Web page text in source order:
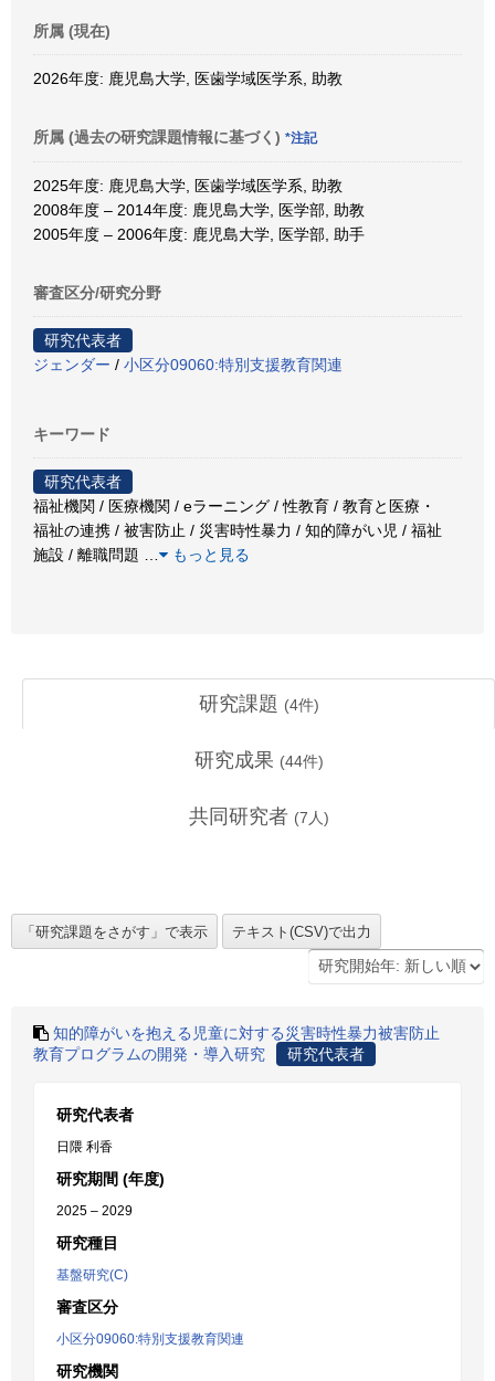
所属 (現在)
2026年度: 鹿児島大学, 医歯学域医学系, 助教
所属 (過去の研究課題情報に基づく) *注記
2025年度: 鹿児島大学, 医歯学域医学系, 助教
2008年度 – 2014年度: 鹿児島大学, 医学部, 助教
2005年度 – 2006年度: 鹿児島大学, 医学部, 助手
審査区分/研究分野
研究代表者
ジェンダー / 小区分09060:特別支援教育関連
キーワード
研究代表者
福祉機関 / 医療機関 / eラーニング / 性教育 / 教育と医療・
福祉の連携 / 被害防止 / 災害時性暴力 / 知的障がい児 / 福祉
施設 / 離職問題
もっと見る
研究課題 (4件)
研究成果 (44件)
共同研究者 (7 人)
知的障がいを抱える児童に対する災害時性暴力被害防止
教育プログラムの開発・導入研究
研究代表者
研究代表者
日隈 利香
研究期間 (年度)
2025 – 2029
研究種目
基盤研究(C)
審査区分
小区分09060:特別支援教育関連
研究機関